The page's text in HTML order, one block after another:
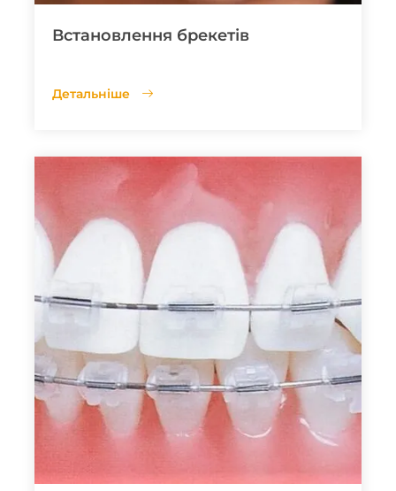
Встановлення брекетів
Детальніше